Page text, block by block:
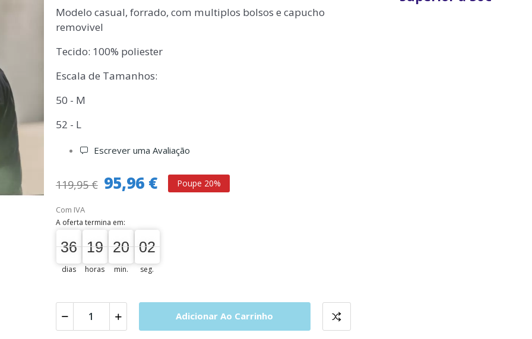
Modelo casual, forrado, com multiplos bolsos e capucho
removivel
Tecido: 100% poliester
Escala de Tamanhos:
50 - M
52 - L
Escrever uma Avaliação
119,95 € 95,96 € Poupe 20%
Com IVA
A oferta termina em:
36
36
00
dias
19
19
00
horas
20
20
00
min.
02
01
02
seg.
Adicionar Ao Carrinho